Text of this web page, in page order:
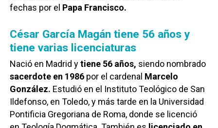
fechas por el Papa Francisco.
César García Magán tiene 56 años y
tiene varias licenciaturas
Nació en Madrid ytiene 56 años, siendo nombrado
sacerdote en 1986 por el cardenal Marcelo
González. Estudió en el Instituto Teológico de San
Ildefonso, en Toledo, y más tarde en la Universidad
Pontificia Gregoriana de Roma, donde se licenció